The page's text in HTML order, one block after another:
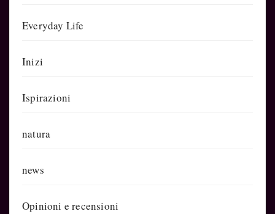
Everyday Life
Inizi
Ispirazioni
natura
news
Opinioni e recensioni